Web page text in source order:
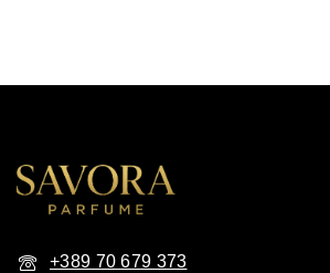
+389 70 679 373